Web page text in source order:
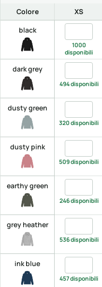
Colore XS
black
1000
disponibili
dark grey
494 disponibili
dusty green
320 disponibili
dusty pink
509 disponibili
earthy green
246 disponibili
grey heather
536 disponibili
ink blue
457 disponibili